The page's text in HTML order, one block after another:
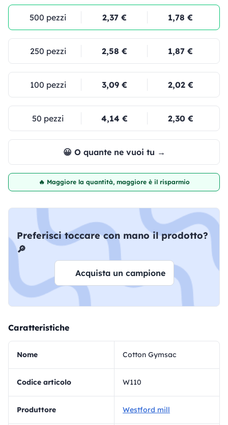
500 pezzi 2,37 € 1,78 €
250 pezzi 2,58 € 1,87 €
100 pezzi 3,09 € 2,02 €
50 pezzi 4,14 € 2,30 €
😀 O quante ne vuoi tu →
🔥 Maggiore la quantità, maggiore è il risparmio
Preferisci toccare con mano il prodotto?
🔎
Acquista un campione
Caratteristiche
Nome Cotton Gymsac
Codice articolo W110
Produttore Westford mill